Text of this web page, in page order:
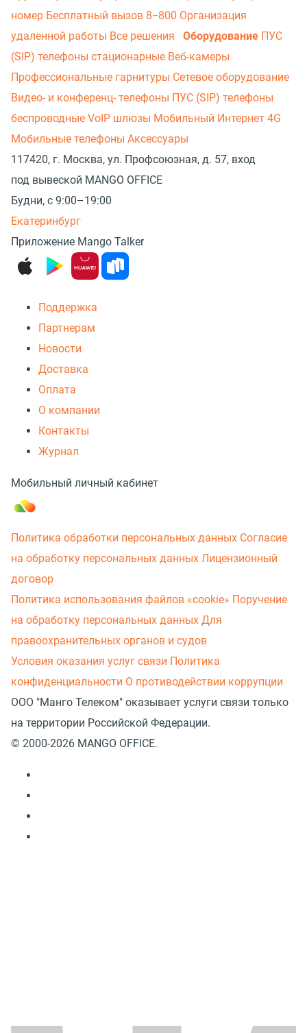
номер Бесплатный вызов 8−800 Организация
удаленной работы Все решения Оборудование ПУС
(SIP) телефоны стационарные Веб-камеры
Профессиональные гарнитуры Сетевое оборудование
Видео- и конференц- телефоны ПУС (SIP) телефоны
беспроводные VoIP шлюзы Мобильный Интернет 4G
Мобильные телефоны Аксессуары
117420, г. Москва, ул. Профсоюзная, д. 57, вход
под вывеской MANGO OFFICE
Будни, с 9:00–19:00
Екатеринбург
Приложение Mango Talker
Поддержка
Партнерам
Новости
Доставка
Оплата
О компании
Контакты
Журнал
Мобильный личный кабинет
Политика обработки персональных данных Согласие
на обработку персональных данных Лицензионный
договор
Политика использования файлов «cookie» Поручение
на обработку персональных данных Для
правоохранительных органов и судов
Условия оказания услуг связи Политика
конфиденциальности О противодействии коррупции
ООО "Манго Телеком" оказывает услуги связи только
на территории Российской Федерации.
© 2000-2026 MANGO OFFICE.